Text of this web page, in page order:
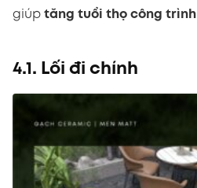
giúp tăng tuổi thọ công trình
4.1. Lối đi chính